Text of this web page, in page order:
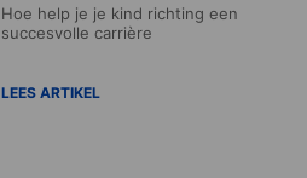
Hoe help je je kind richting een
succesvolle carrière
LEES ARTIKEL